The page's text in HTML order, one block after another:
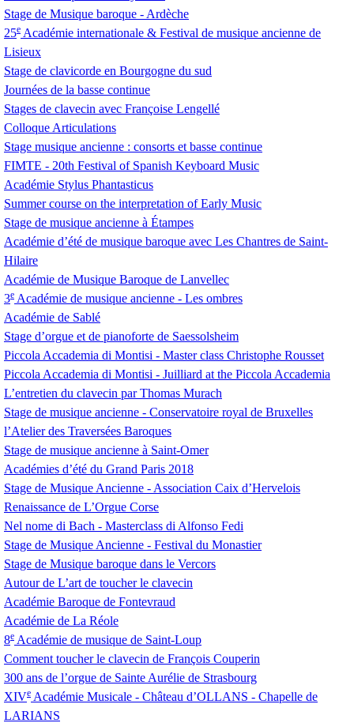
Stage de Musique baroque - Ardèche
25e Académie internationale & Festival de musique ancienne de
Lisieux
Stage de clavicorde en Bourgogne du sud
Journées de la basse continue
Stages de clavecin avec Françoise Lengellé
Colloque Articulations
Stage musique ancienne : consorts et basse continue
FIMTE - 20th Festival of Spanish Keyboard Music
Académie Stylus Phantasticus
Summer course on the interpretation of Early Music
Stage de musique ancienne à Étampes
Académie d’été de musique baroque avec Les Chantres de Saint-
Hilaire
Académie de Musique Baroque de Lanvellec
3e Académie de musique ancienne - Les ombres
Académie de Sablé
Stage d’orgue et de pianoforte de Saessolsheim
Piccola Accademia di Montisi - Master class Christophe Rousset
Piccola Accademia di Montisi - Juilliard at the Piccola Accademia
L’entretien du clavecin par Thomas Murach
Stage de musique ancienne - Conservatoire royal de Bruxelles
l’Atelier des Traversées Baroques
Stage de musique ancienne à Saint-Omer
Académies d’été du Grand Paris 2018
Stage de Musique Ancienne - Association Caix d’Hervelois
Renaissance de L’Orgue Corse
Nel nome di Bach - Masterclass di Alfonso Fedi
Stage de Musique Ancienne - Festival du Monastier
Stage de Musique baroque dans le Vercors
Autour de L’art de toucher le clavecin
Académie Baroque de Fontevraud
Académie de La Réole
8e Académie de musique de Saint-Loup
Comment toucher le clavecin de François Couperin
300 ans de l’orgue de Sainte Aurélie de Strasbourg
XIVe Académie Musicale - Château d’OLLANS - Chapelle de
LARIANS